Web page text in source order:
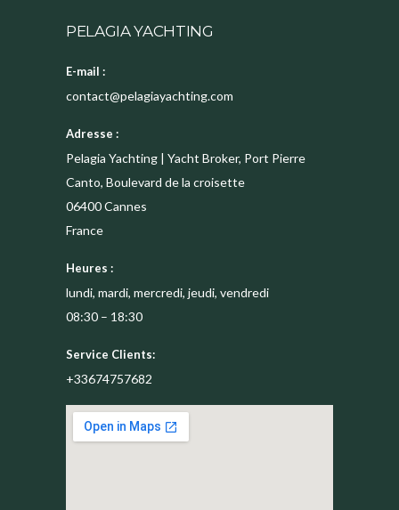
PELAGIA YACHTING
E-mail :
contact@pelagiayachting.com
Adresse :
Pelagia Yachting | Yacht Broker, Port Pierre
Canto, Boulevard de la croisette
06400Cannes
France
Heures :
lundi, mardi, mercredi, jeudi, vendredi
08:30 – 18:30
Service Clients:
+33674757682